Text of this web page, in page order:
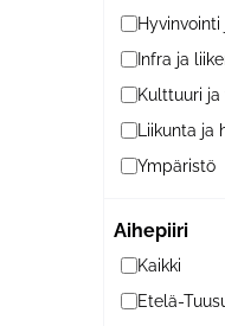
Infra ja
Kulttuuri
Liikunta
Ympäristö
Aihepiiri
Kaikki
Etelä-